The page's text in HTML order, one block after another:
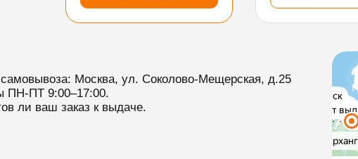
Москва, ул. Соколово-Мещерская, д.25
ПН-ПТ 9:00–17:00.
ли ваш заказ к выдаче.